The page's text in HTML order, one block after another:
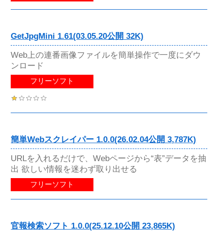
GetJpgMini 1.61(03.05.20公開 32K)
Web上の連番画像ファイルを簡単操作で一度にダウ
ンロード
フリーソフト
簡単Webスクレイパー 1.0.0(26.02.04公開 3,787K)
URLを入れるだけで、Webページから“表”データを抽
出 欲しい情報を迷わず取り出せる
フリーソフト
官報検索ソフト 1.0.0(25.12.10公開 23,865K)